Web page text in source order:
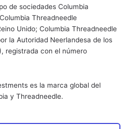
de sociedades Columbia
Threadneedle
Unido; Columbia Threadneedle
la Autoridad Neerlandesa de los
registrada con el número
es la marca global del
y Threadneedle.